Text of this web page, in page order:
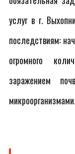
услуг в г.
последствиям:
огромного
заражением
микроорганизмами.